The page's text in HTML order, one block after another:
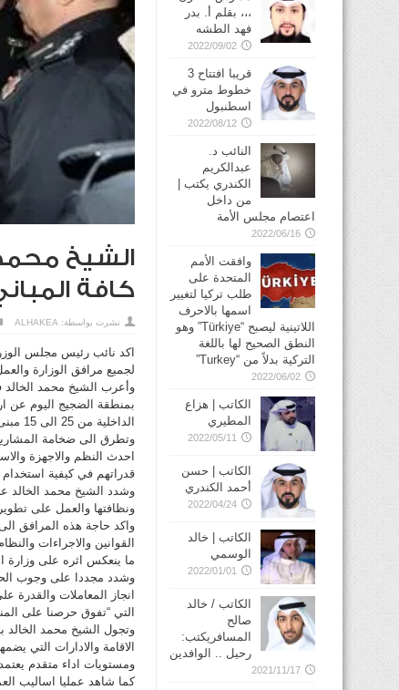
الشيخ محمد
كافة
نشرت بواسطة: ALHAKEA
اكد نائب رئيس مجلس
لجميع مرافق الوزارة
وأعرب الشيخ محمد الخالد
بمنطقة الضجيج اليوم عن
الداخلية من 25 الى 15 مبنى مؤكدا عزم الوزارة الانتهاء من كافة المباني المستأجرة في اقرب وقت ممكن.
وتطرق الى ضخامة
احدث النظم والاجهزة
قدراتهم في كيفية
وشدد الشيخ محمد الخالد
ونظافتها والعمل على
واكد حاجة هذه المرافق
القوانين والاجراءات
ما ينعكس اثره على وزارة
وشدد مجددا على وجوب
انجاز المعاملات والقدرة
التي “تفوق حرصنا على
وتجول الشيخ محمد الخالد
الاقامة والادارات التي
ومستويات اداء متقدم
كما شاهد عمليا اساليب
،،، بقلم أ. بدر
فهد الطشه
2022/09/02
قريبا افتتاح 3
خطوط مترو في
2022/08/12
النائب د.
عبدالكريم
الكندري يكتب |
من داخل
اعتصام مجلس الأمة
2022/06/16
وافقت الأمم
المتحدة على
طلب تركيا لتغيير
اسمها بالاحرف
اللاتينية ليصبح “Türkiye” وهو
النطق الصحيح لها باللغة
التركية بدلاً من “Turkey”
2022/06/02
الكاتب | هزاع
المطيري
2022/05/11
الكاتب | حسن
أحمد الكندري
2022/04/24
الكاتب | خالد
الوسمي
2022/01/01
الكاتب / خالد
صالح
المسافريكتب:
رحيل .. الوافدين
2021/11/17